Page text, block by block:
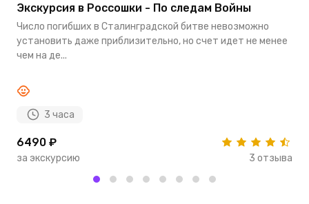
Экскурсия в Россошки - По следам Войны
Число погибших в Сталинградской битве невозможно
установить даже приблизительно, но счет идет не менее
чем на де...
3 часа
6490 ₽
за экскурсию 3 отзыва